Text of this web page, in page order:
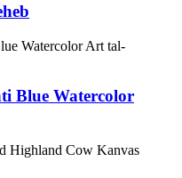
Blue Watercolor